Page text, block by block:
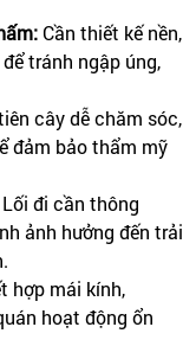
Cần thiết kế nền,
tránh ngập úng,
cây dễ chăm sóc,
đảm bảo thẩm mỹ
Lối đi cần thông
ảnh hưởng đến trải
hợp mái kính,
hoạt động ổn